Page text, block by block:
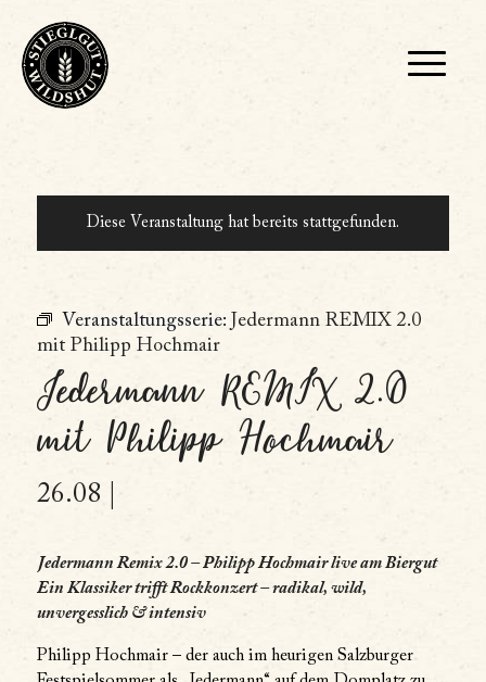
Diese Veranstaltung hat bereits stattgefunden.
Veranstaltungsserie: Jedermann REMIX 2.0
mit Philipp Hochmair
Jedermann REMIX 2.0
mit Philipp Hochmair
26.08 |
Jedermann Remix 2.0 – Philipp Hochmair live am Biergut
Ein Klassiker trifft Rockkonzert – radikal, wild,
unvergesslich & intensiv
Philipp Hochmair – der auch im heurigen Salzburger